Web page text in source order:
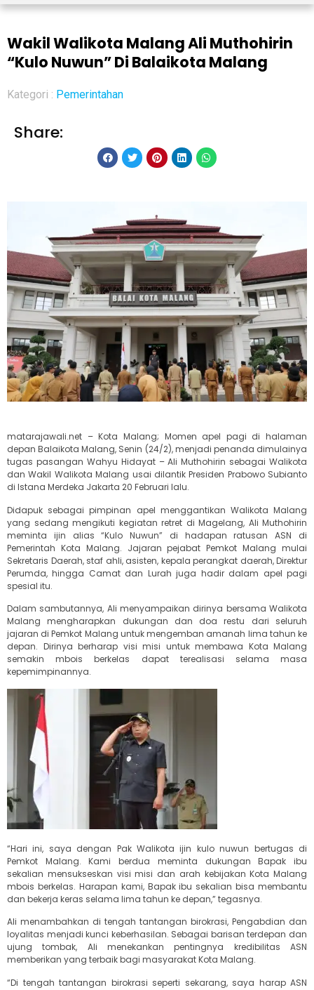
Wakil Walikota Malang Ali Muthohirin
“Kulo Nuwun” Di Balaikota Malang
Kategori : Pemerintahan
Share:
matarajawali.net – Kota Malang; Momen apel pagi di halaman
depan Balaikota Malang, Senin (24/2), menjadi penanda dimulainya
tugas pasangan Wahyu Hidayat – Ali Muthohirin sebagai Walikota
dan Wakil Walikota Malang usai dilantik Presiden Prabowo Subianto
di Istana Merdeka Jakarta 20 Februari lalu.
Didapuk sebagai pimpinan apel menggantikan Walikota Malang
yang sedang mengikuti kegiatan retret di Magelang, Ali Muthohirin
meminta ijin alias “Kulo Nuwun” di hadapan ratusan ASN di
Pemerintah Kota Malang. Jajaran pejabat Pemkot Malang mulai
Sekretaris Daerah, staf ahli, asisten, kepala perangkat daerah, Direktur
Perumda, hingga Camat dan Lurah juga hadir dalam apel pagi
spesial itu.
Dalam sambutannya, Ali menyampaikan dirinya bersama Walikota
Malang mengharapkan dukungan dan doa restu dari seluruh
jajaran di Pemkot Malang untuk mengemban amanah lima tahun ke
depan. Dirinya berharap visi misi untuk membawa Kota Malang
semakin mbois berkelas dapat terealisasi selama masa
kepemimpinannya.
“Hari ini, saya dengan Pak Walikota ijin kulo nuwun bertugas di
Pemkot Malang. Kami berdua meminta dukungan Bapak ibu
sekalian mensukseskan visi misi dan arah kebijakan Kota Malang
mbois berkelas. Harapan kami, Bapak ibu sekalian bisa membantu
dan bekerja keras selama lima tahun ke depan,” tegasnya.
Ali menambahkan di tengah tantangan birokrasi, Pengabdian dan
loyalitas menjadi kunci keberhasilan. Sebagai barisan terdepan dan
ujung tombak, Ali menekankan pentingnya kredibilitas ASN
memberikan yang terbaik bagi masyarakat Kota Malang.
“Di tengah tantangan birokrasi seperti sekarang, saya harap ASN